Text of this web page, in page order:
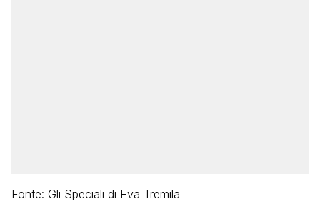
Fonte: Gli Speciali di Eva Tremila